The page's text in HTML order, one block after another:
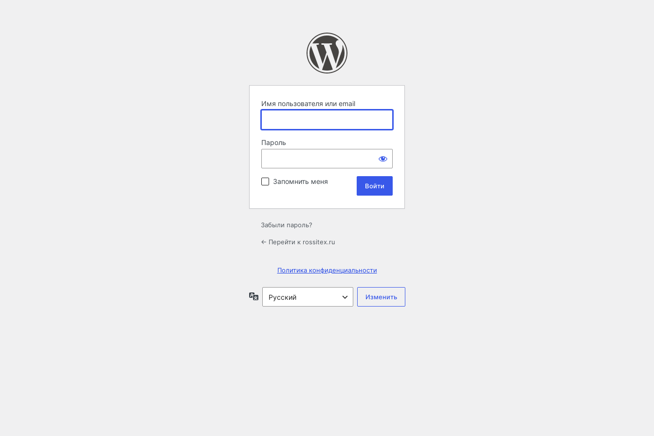
Имя пользователя или email
Пароль
Запомнить меня
Забыли пароль?
← Перейти к rossitex.ru
Политика конфиденциальности
Язык